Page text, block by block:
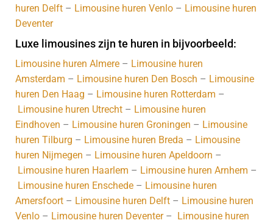
huren Delft – Limousine huren Venlo – Limousine huren
Deventer
Luxe limousines zijn te huren in bijvoorbeeld:
Limousine huren Almere – Limousine huren
Amsterdam – Limousine huren Den Bosch – Limousine
huren Den Haag – Limousine huren Rotterdam –
Limousine huren Utrecht – Limousine huren
Eindhoven – Limousine huren Groningen – Limousine
huren Tilburg – Limousine huren Breda – Limousine
huren Nijmegen – Limousine huren Apeldoorn –
Limousine huren Haarlem – Limousine huren Arnhem –
Limousine huren Enschede – Limousine huren
Amersfoort – Limousine huren Delft – Limousine huren
Venlo – Limousine huren Deventer– Limousine huren